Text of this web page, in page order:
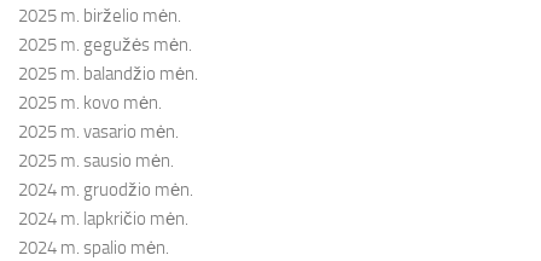
2025 m. birželio mėn.
2025 m. gegužės mėn.
2025 m. balandžio mėn.
2025 m. kovo mėn.
2025 m. vasario mėn.
2025 m. sausio mėn.
2024 m. gruodžio mėn.
2024 m. lapkričio mėn.
2024 m. spalio mėn.